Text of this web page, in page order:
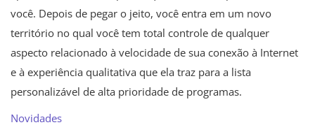
você. Depois de pegar o jeito, você entra em um novo
território no qual você tem total controle de qualquer
aspecto relacionado à velocidade de sua conexão à Internet
e à experiência qualitativa que ela traz para a lista
personalizável de alta prioridade de programas.
Novidades